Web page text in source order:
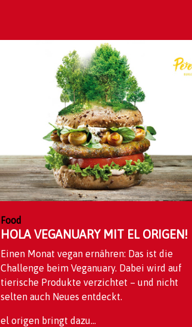
Food
HOLA VEGANUARY MIT EL ORIGEN!
Einen Monat vegan ernähren: Das ist die
Challenge beim Veganuary. Dabei wird auf
tierische Produkte verzichtet – und nicht
selten auch Neues entdeckt.
el origen bringt dazu...